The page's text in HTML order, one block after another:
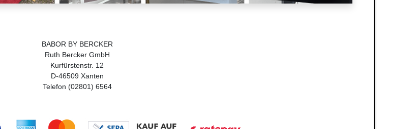
BABOR BY BERCKER
Ruth Bercker GmbH
Kurfürstenstr. 12
D-46509 Xanten
Telefon (02801) 6564